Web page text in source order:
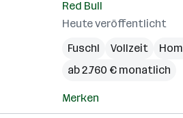
Red Bull
Heute veröffentlicht
Fuschl
Vollzeit
ab 2.760 € monatlich
Merken